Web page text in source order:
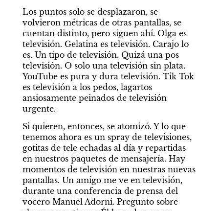
Los puntos solo se desplazaron, se
volvieron métricas de otras pantallas, se
cuentan distinto, pero siguen ahí. Olga es
televisión. Gelatina es televisión. Carajo lo
es. Un tipo de televisión. Quizá una pos
televisión. O solo una televisión sin plata.
YouTube es pura y dura televisión. Tik Tok
es televisión a los pedos, lagartos
ansiosamente peinados de televisión
urgente.
Si quieren, entonces, se atomizó. Y lo que
tenemos ahora es un spray de televisiones,
gotitas de tele echadas al día y repartidas
en nuestros paquetes de mensajería. Hay
momentos de televisión en nuestras nuevas
pantallas. Un amigo me ve en televisión,
durante una conferencia de prensa del
vocero Manuel Adorni. Pregunto sobre